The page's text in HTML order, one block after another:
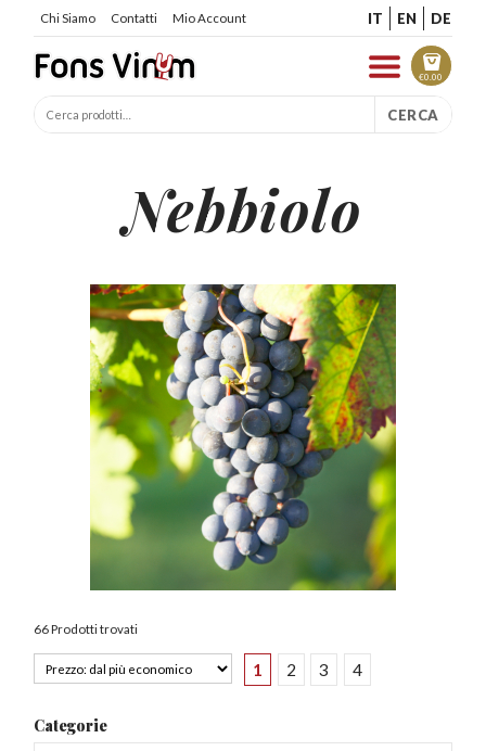
Chi Siamo Contatti Mio Account IT EN DE
€0.00
CERCA
Nebbiolo
66 Prodotti trovati
1 2 3 4
Categorie